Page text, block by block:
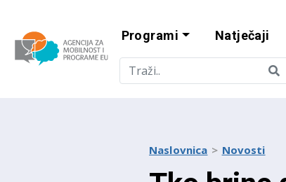
Agencija za
Programi Natječaji
Naslovnica Novosti